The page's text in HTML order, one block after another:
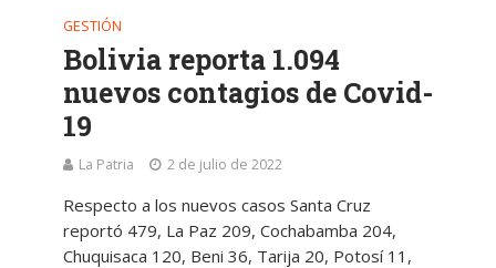
GESTIÓN
Bolivia reporta 1.094
nuevos contagios de Covid-
19
La Patria 2 de julio de 2022
Respecto a los nuevos casos Santa Cruz
reportó 479, La Paz 209, Cochabamba 204,
Chuquisaca 120, Beni 36, Tarija 20, Potosí 11,